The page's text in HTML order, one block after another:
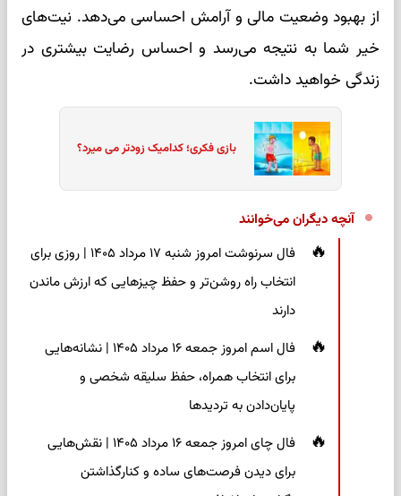
از بهبود وضعیت مالی و آرامش احساسی می‌دهد. نیت‌های
خیر شما به نتیجه می‌رسد و احساس رضایت بیشتری در
زندگی خواهید داشت.
بازی فکری؛ کدامیک زودتر می میرد؟
آنچه دیگران می‌خوانند
فال سرنوشت امروز شنبه ۱۷ مرداد ۱۴۰۵ | روزی برای
انتخاب راه روشن‌تر و حفظ چیزهایی که ارزش ماندن
دارند
فال اسم امروز جمعه ۱۶ مرداد ۱۴۰۵ | نشانه‌هایی
برای انتخاب همراه، حفظ سلیقه شخصی و
پایان‌دادن به تردیدها
فال چای امروز جمعه ۱۶ مرداد ۱۴۰۵ | نقش‌هایی
برای دیدن فرصت‌های ساده و کنارگذاشتن